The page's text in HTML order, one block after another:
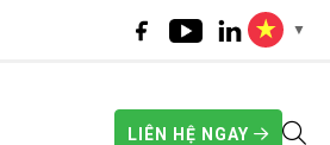
▼
LIÊN HỆ NGAY